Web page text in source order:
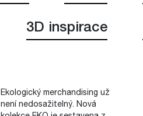
3D inspirace
Ekologický merchandising už
není nedosažitelný. Nová